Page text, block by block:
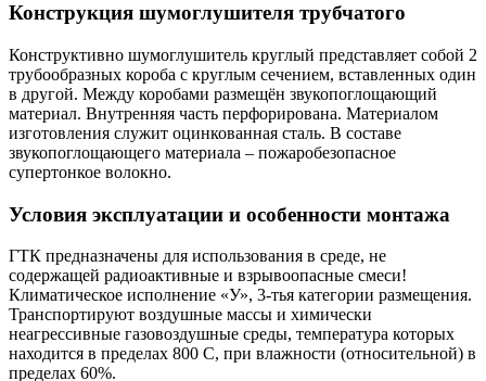
Конструкция шумоглушителя трубчатого
Конструктивно шумоглушитель круглый представляет собой 2
трубообразных короба с круглым сечением, вставленных один
в другой. Между коробами размещён звукопоглощающий
материал. Внутренняя часть перфорирована. Материалом
изготовления служит оцинкованная сталь. В составе
звукопоглощающего материала – пожаробезопасное
супертонкое волокно.
Условия эксплуатации и особенности монтажа
ГТК предназначены для использования в среде, не
содержащей радиоактивные и взрывоопасные смеси!
Климатическое исполнение «У», 3-тья категории размещения.
Транспортируют воздушные массы и химически
неагрессивные газовоздушные среды, температура которых
находится в пределах 800 С, при влажности (относительной) в
пределах 60%.